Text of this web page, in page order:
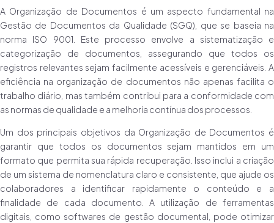
A Organização de Documentos é um aspecto fundamental na
Gestão de Documentos da Qualidade (SGQ), que se baseia na
norma ISO 9001. Este processo envolve a sistematização e
categorização de documentos, assegurando que todos os
registros relevantes sejam facilmente acessíveis e gerenciáveis. A
eficiência na organização de documentos não apenas facilita o
trabalho diário, mas também contribui para a conformidade com
as normas de qualidade e a melhoria contínua dos processos.
Um dos principais objetivos da Organização de Documentos é
garantir que todos os documentos sejam mantidos em um
formato que permita sua rápida recuperação. Isso inclui a criação
de um sistema de nomenclatura claro e consistente, que ajude os
colaboradores a identificar rapidamente o conteúdo e a
finalidade de cada documento. A utilização de ferramentas
digitais, como softwares de gestão documental, pode otimizar